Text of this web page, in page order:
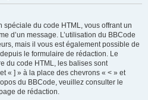
spéciale du code HTML, vous offrant un
d’un message. L’utilisation du BBCode
mais il vous est également possible de
le formulaire de rédaction. Le
du code HTML, les balises sont
« ] » à la place des chevrons « < » et
du BBCode, veuillez consulter le
de rédaction.